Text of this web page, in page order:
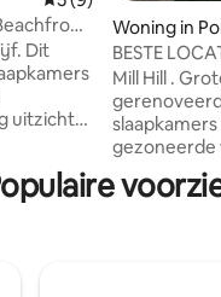
Dit
uitzicht
glas
Woning in
BESTE
lopen overal
Mill Hill .
slaapkamers
uitzicht op de haven